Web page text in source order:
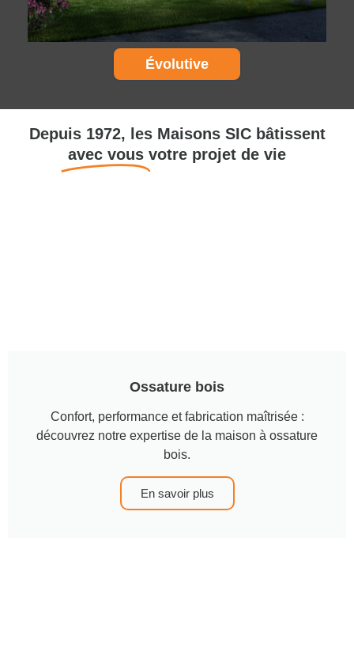
Évolutive
Depuis 1972, les Maisons SIC bâtissent
avec vous votre projet de vie
Ossature bois
Confort, performance et fabrication maîtrisée :
découvrez notre expertise de la maison à ossature
bois.
En savoir plus